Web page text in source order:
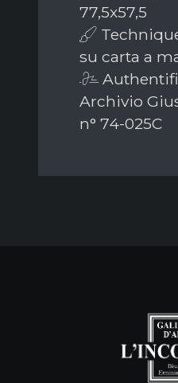
77,5x57,5
su carta a
Archivio
n° 74-025C